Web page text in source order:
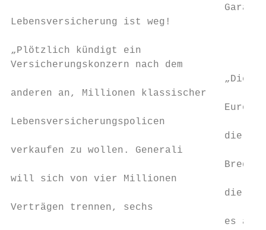
Lebensversicherung ist weg!
„Plötzlich kündigt ein
Versicherungskonzern nach dem
„Die
anderen an, Millionen klassischer
Lebensversicherungspolicen
die
verkaufen zu wollen. Generali
will sich von vier Millionen
die
Verträgen trennen, sechs
es